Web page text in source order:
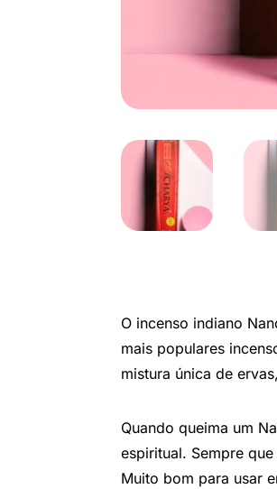
O incenso indiano
mais populares
mistura única de
Quando queima um
espiritual. Sempre
Muito bom para usar